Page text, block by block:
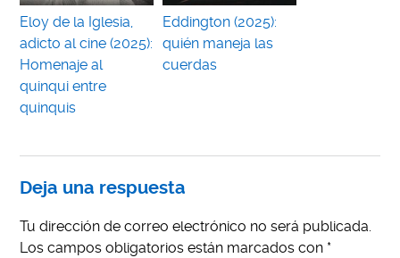
Eloy de la Iglesia,
adicto al cine (2025):
Homenaje al
quinqui entre
quinquis
Eddington (2025):
quién maneja las
cuerdas
Deja una respuesta
Tu dirección de correo electrónico no será publicada.
Los campos obligatorios están marcados con *